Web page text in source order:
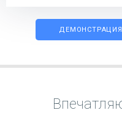
ДЕМОНСТРАЦИЯ